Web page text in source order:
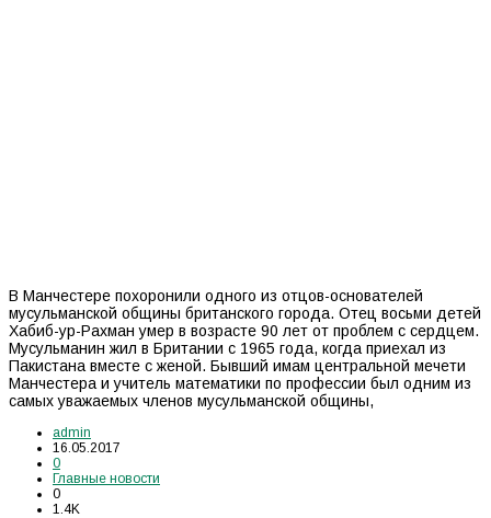
В Манчестере похоронили одного из отцов-основателей
мусульманской общины британского города. Отец восьми детей
Хабиб-ур-Рахман умер в возрасте 90 лет от проблем с сердцем.
Мусульманин жил в Британии с 1965 года, когда приехал из
Пакистана вместе с женой. Бывший имам центральной мечети
Манчестера и учитель математики по профессии был одним из
самых уважаемых членов мусульманской общины,
admin
16.05.2017
0
Главные новости
0
1.4K